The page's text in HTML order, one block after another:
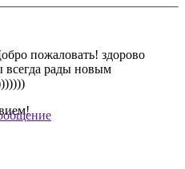
пожаловать! здорово
всегда рады новым